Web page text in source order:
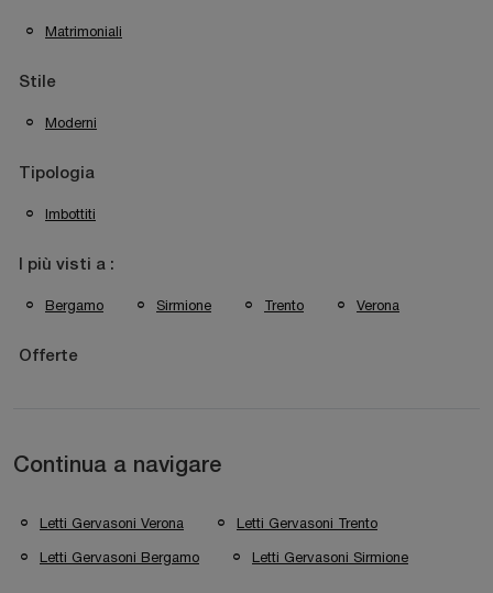
Matrimoniali
Stile
Moderni
Tipologia
Imbottiti
I più visti a :
Bergamo Sirmione Trento Verona
Offerte
Continua a navigare
Letti Gervasoni Verona Letti Gervasoni Trento
Letti Gervasoni Bergamo Letti Gervasoni Sirmione